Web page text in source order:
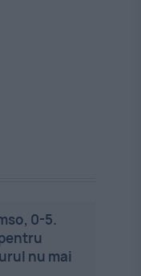
0-5.
nu mai